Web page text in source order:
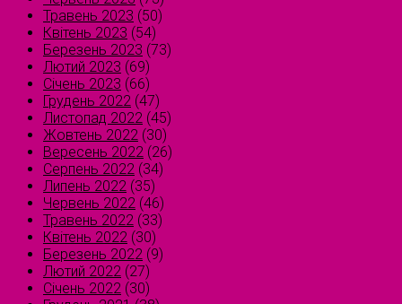
Травень 2023 (50)
Квітень 2023 (54)
Березень 2023 (73)
Лютий 2023 (69)
Січень 2023 (66)
Грудень 2022 (47)
Листопад 2022 (45)
Жовтень 2022 (30)
Вересень 2022 (26)
Серпень 2022 (34)
Липень 2022 (35)
Червень 2022 (46)
Травень 2022 (33)
Квітень 2022 (30)
Березень 2022 (9)
Лютий 2022 (27)
Січень 2022 (30)